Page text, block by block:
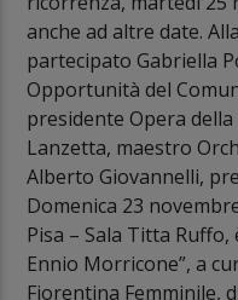
anche ad altre date.
partecipato Gabriella
Opportunità del
presidente Opera
Lanzetta, maestro
Alberto Giovannelli,
Domenica 23
Pisa – Sala Titta Ruffo,
Ennio Morricone”, a
Fiorentina Femminile,